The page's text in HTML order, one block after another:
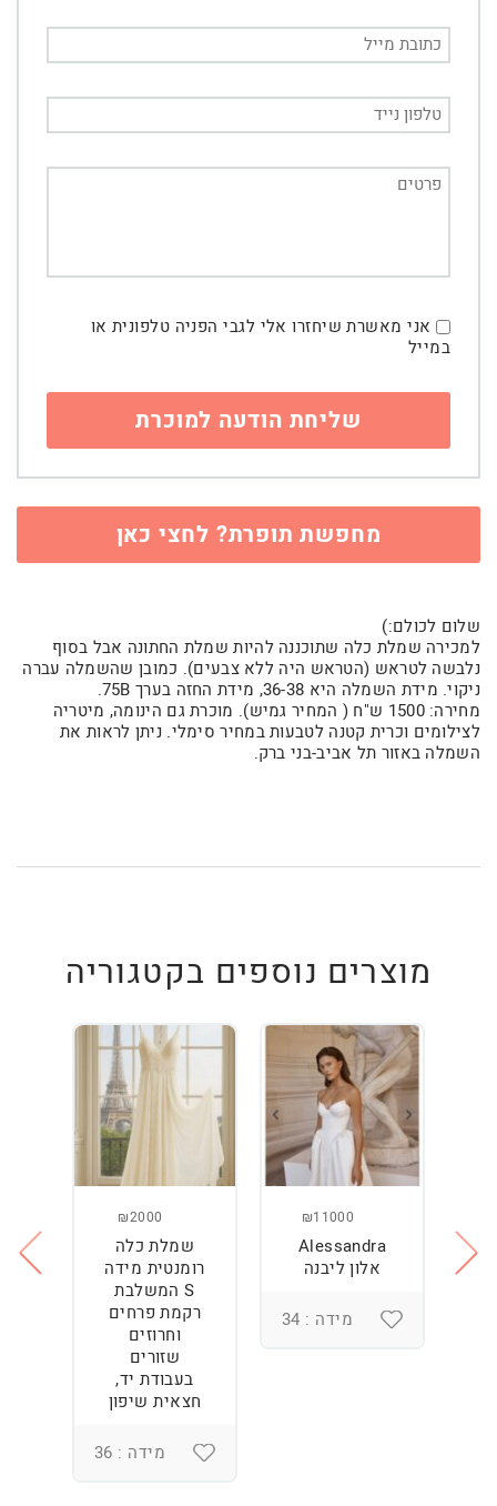
אני מאשרת שיחזרו אלי לגבי הפניה טלפונית או
במייל
מחפשת תופרת? לחצי כאן
שלום לכולם:)
למכירה שמלת כלה שתוכננה להיות שמלת החתונה אבל בסוף
נלבשה לטראש (הטראש היה ללא צבעים). כמובן שהשמלה עברה
ניקוי. מידת השמלה היא 36-38, מידת החזה בערך 75B.
מחירה: 1500 ש"ח ( המחיר גמיש). מוכרת גם הינומה, מיטריה
לצילומים וכרית קטנה לטבעות במחיר סימלי. ניתן לראות את
השמלה באזור תל אביב-בני ברק.
מוצרים נוספים בקטגוריה
₪11000
Alessandra
אלון ליבנה
מידה : 34
₪2000
שמלת כלה
רומנטית מידה
S המשלבת
רקמת פרחים
וחרוזים
שזורים
בעבודת יד,
חצאית שיפון
מידה : 36